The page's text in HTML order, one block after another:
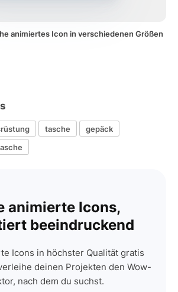
animiertes Icon in verschiedenen Größen
tasche
gepäck
animierte Icons,
beeindruckend
Icons in höchster Qualität gratis
deinen Projekten den Wow-
nach dem du suchst.